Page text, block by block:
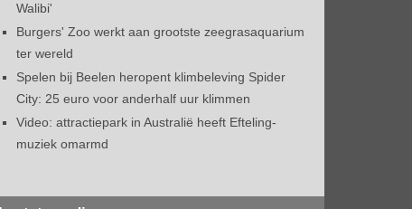
Walibi'
Burgers' Zoo werkt aan grootste zeegrasaquarium
ter wereld
Spelen bij Beelen heropent klimbeleving Spider
City: 25 euro voor anderhalf uur klimmen
Video: attractiepark in Australië heeft Efteling-
muziek omarmd